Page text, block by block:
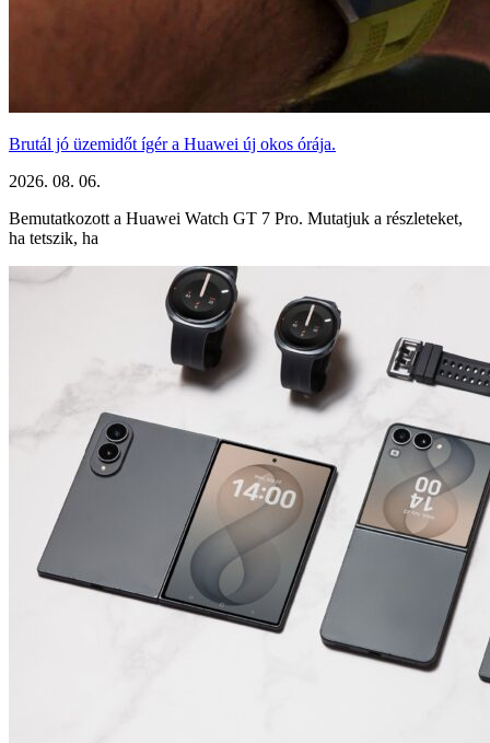
Brutál jó üzemidőt ígér a Huawei új okos órája.
2026. 08. 06.
Bemutatkozott a Huawei Watch GT 7 Pro. Mutatjuk a részleteket,
ha tetszik, ha